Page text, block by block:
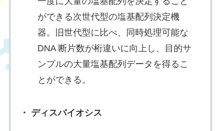
ができる次世代型の塩基配列決定機
器。旧世代型に比べ、同時処理可能な
DNA 断片数が桁違いに向上し、目的サ
ンプルの大量塩基配列データを得るこ
とができる。
・ ディスバイオシス